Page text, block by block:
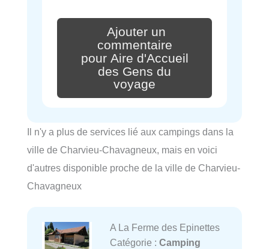
Ajouter un
commentaire
pour Aire d'Accueil
des Gens du
voyage
Il n'y a plus de services lié aux campings dans la
ville de Charvieu-Chavagneux, mais en voici
d'autres disponible proche de la ville de Charvieu-
Chavagneux
A La Ferme des Epinettes
Catégorie : Camping